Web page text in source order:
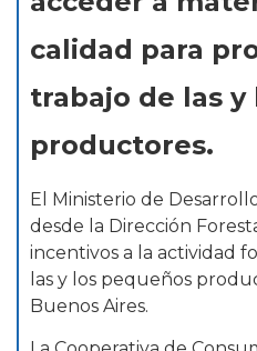
calidad para
trabajo de las
productores.
El Ministerio de
desde la Dirección
incentivos a la actividad
las y los pequeños
Buenos Aires.